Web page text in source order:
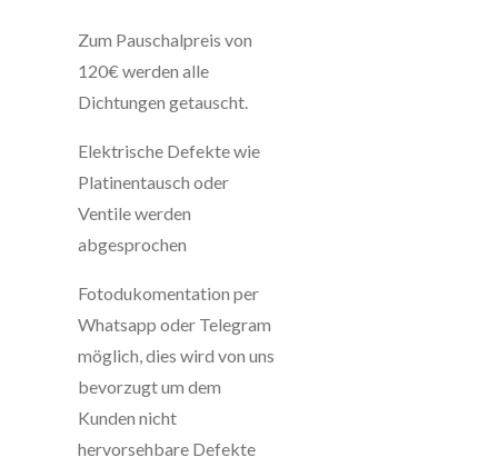
Zum Pauschalpreis von
120€ werden alle
Dichtungen getauscht.
Elektrische Defekte wie
Platinentausch oder
Ventile werden
abgesprochen
Fotodukomentation per
Whatsapp oder Telegram
möglich, dies wird von uns
bevorzugt um dem
Kunden nicht
hervorsehbare Defekte